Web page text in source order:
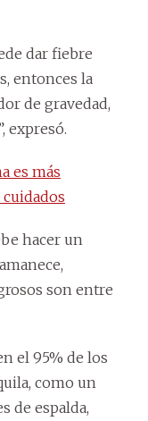
dar fiebre
entonces la
de gravedad,
expresó.
es más
hacer un
son entre
el 95% de los
como un
de espalda,